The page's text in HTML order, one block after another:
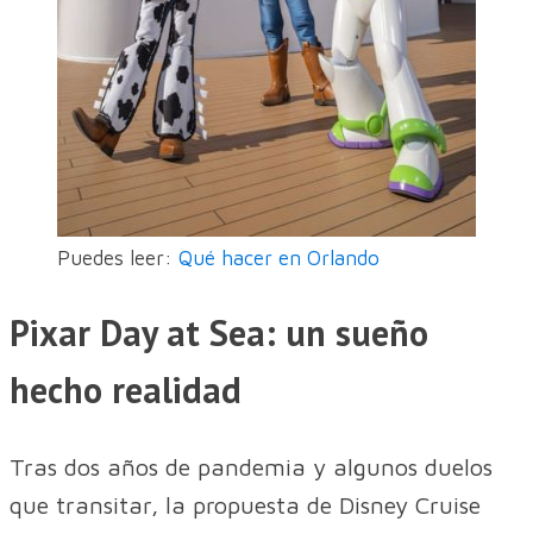
Puedes leer: Qué hacer en Orlando
Pixar Day at Sea: un sueño
hecho realidad
Tras dos años de pandemia y algunos duelos
que transitar, la propuesta de Disney Cruise